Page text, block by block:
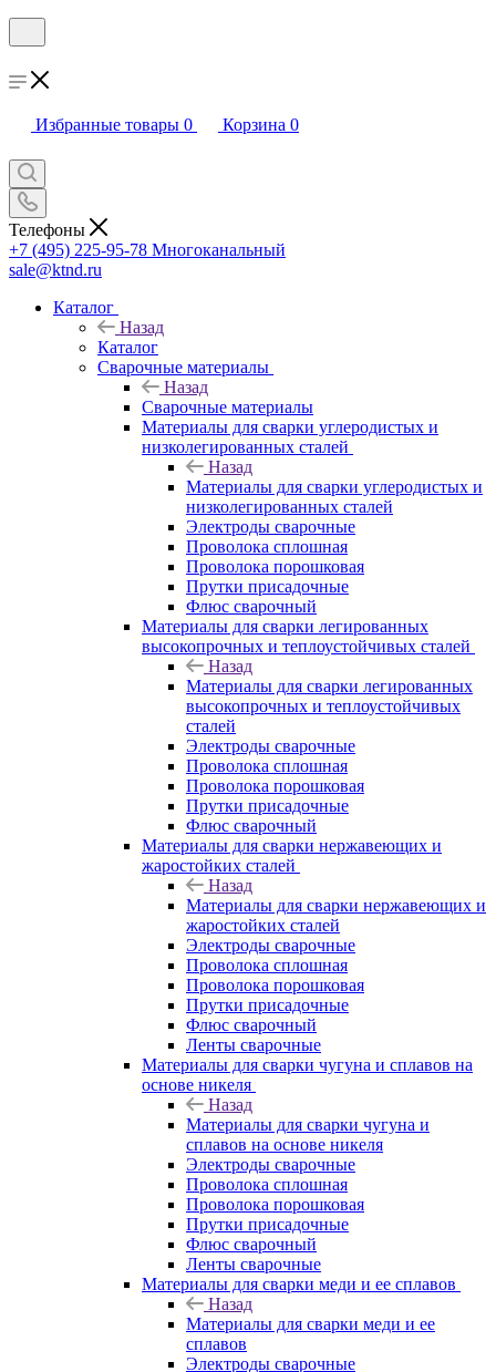
Избранные товары 0 Корзина 0
Телефоны
+7 (495) 225-95-78 Многоканальный
sale@ktnd.ru
Каталог
Назад
Каталог
Сварочные материалы
Назад
Сварочные материалы
Материалы для сварки углеродистых и
низколегированных сталей
Назад
Материалы для сварки углеродистых и
низколегированных сталей
Электроды сварочные
Проволока сплошная
Проволока порошковая
Прутки присадочные
Флюс сварочный
Материалы для сварки легированных
высокопрочных и теплоустойчивых сталей
Назад
Материалы для сварки легированных
высокопрочных и теплоустойчивых
сталей
Электроды сварочные
Проволока сплошная
Проволока порошковая
Прутки присадочные
Флюс сварочный
Материалы для сварки нержавеющих и
жаростойких сталей
Назад
Материалы для сварки нержавеющих и
жаростойких сталей
Электроды сварочные
Проволока сплошная
Проволока порошковая
Прутки присадочные
Флюс сварочный
Ленты сварочные
Материалы для сварки чугуна и сплавов на
основе никеля
Назад
Материалы для сварки чугуна и
сплавов на основе никеля
Электроды сварочные
Проволока сплошная
Проволока порошковая
Прутки присадочные
Флюс сварочный
Ленты сварочные
Материалы для сварки меди и ее сплавов
Назад
Материалы для сварки меди и ее
сплавов
Электроды сварочные